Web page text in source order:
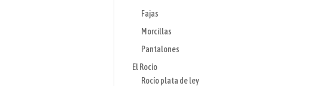
Fajas
Morcillas
Pantalones
El Rocío
Rocío plata de ley